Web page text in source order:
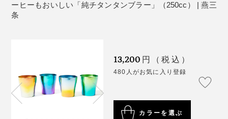
写真上 左から「月」「空」、写真下 左から「森」「海」
「10年後の愛着ある地球を守りたい」という思いから、
ビール好きな方なら、ぜひこのチタンタンブラーで、キ
ンキンに冷えたビールを味わってもらいたいです！
ーヒーもおいしい「純チタンタンブラー」（250cc） | 燕三
条
13,200 円（税込）
480人がお気に入り登録
カラーを選ぶ